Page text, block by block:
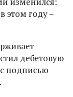
этом году –
дебетовую
подписью